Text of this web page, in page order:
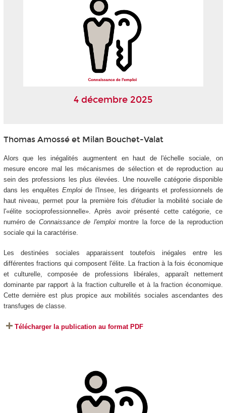
4 décembre 2025
Thomas Amossé et Milan Bouchet-Valat
Alors que les inégalités augmentent en haut de l'échelle sociale, on
mesure encore mal les mécanismes de sélection et de reproduction au
sein des professions les plus élevées. Une nouvelle catégorie disponible
dans les enquêtes Emploi de l'Insee, les dirigeants et professionnels de
haut niveau, permet pour la première fois d'étudier la mobilité sociale de
l'«élite socioprofessionnelle». Après avoir présenté cette catégorie, ce
numéro de Connaissance de l'emploimontre la force de la reproduction
sociale qui la caractérise.
Les destinées sociales apparaissent toutefois inégales entre les
différentes fractions qui composent l'élite. La fraction à la fois économique
et culturelle, composée de professions libérales, apparaît nettement
dominante par rapport à la fraction culturelle et à la fraction économique.
Cette dernière est plus propice aux mobilités sociales ascendantes des
transfuges de classe.
Télécharger la publication au format PDF